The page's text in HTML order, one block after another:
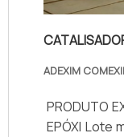
ADEXIM
PRODUTO
EPÓXI Lote